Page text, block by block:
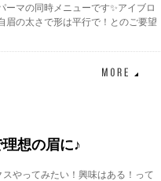
マの同時メニューです✨アイブロ
眉の太さで形は平行で！とのご要望
想の眉に♪
やってみたい！興味はある！って